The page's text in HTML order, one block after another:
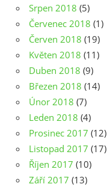
Srpen 2018 (5)
Červenec 2018 (1)
Červen 2018 (19)
Květen 2018 (11)
Duben 2018 (9)
Březen 2018 (14)
Únor 2018 (7)
Leden 2018 (4)
Prosinec 2017 (12)
Listopad 2017 (17)
Říjen 2017 (10)
Září 2017 (13)